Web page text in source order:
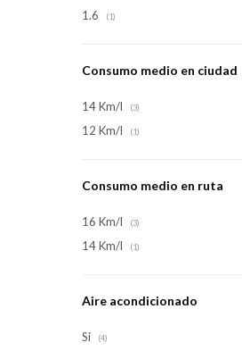
1.6 (1)
Consumo medio en ciudad
14 Km/l (3)
12 Km/l (1)
Consumo medio en ruta
16 Km/l (3)
14 Km/l (1)
Aire acondicionado
Si (4)